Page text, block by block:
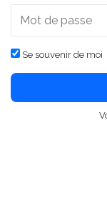
Se souvenir de moi